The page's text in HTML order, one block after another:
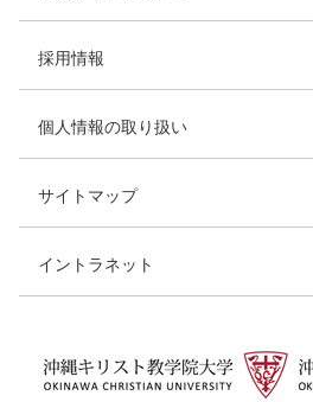
採用情報
個人情報の取り扱い
サイトマップ
イントラネット